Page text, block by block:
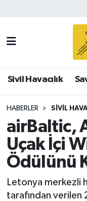
Sivil Havacılık
HABERLER SIVIL
airBaltic,
Uçak İçi
Ödülünü
Letonya merkezli
tarafından verilen